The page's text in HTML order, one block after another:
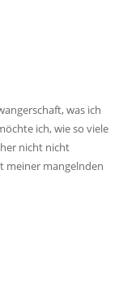
was ich
ich, wie so viele
nicht nicht
meiner mangelnden